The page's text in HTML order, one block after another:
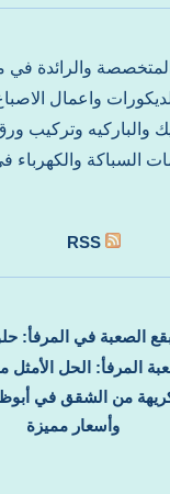
والرائدة في
واعمال
والباركيه وتركيب
السباكة والكهرباء
RSS
الصعبة في المرفأ:
المرفأ: الحل
من الشقق في
وأسعار مميزة